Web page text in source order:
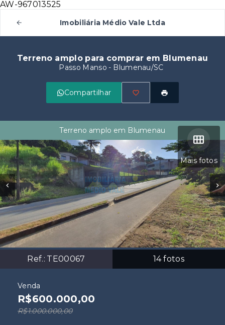
AW-967013525
Imobiliária Médio Vale Ltda
Terreno amplo para comprar em Blumenau
Passo Manso - Blumenau/SC
Compartilhar
Mais fotos
Ref.: TE00067 14fotos
Terreno amplo em Blumenau
Venda
R$600.000,00
R$1.000.000,00